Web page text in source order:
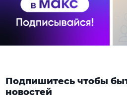
Подпишитесь чтобы
новостей